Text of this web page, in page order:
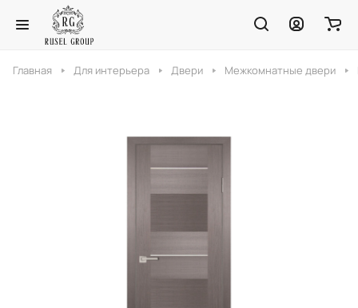
Главная Для интерьера Двери Межкомнатные двери